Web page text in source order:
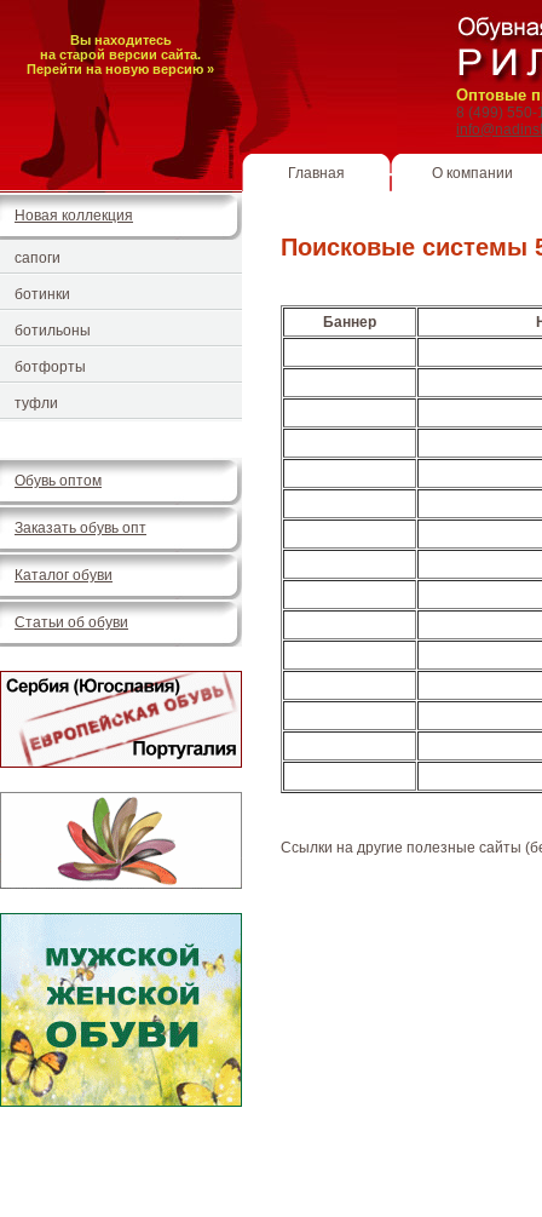
Вы находитесь
на старой версии сайта.
Перейти на новую версию »
Оптовые
8 (499) 550-
Главная О компании
Новая коллекция
сапоги
ботинки
ботильоны
ботфорты
туфли
Обувь оптом
Заказать обувь опт
Каталог обуви
Статьи об обуви
Поисковые системы
Баннер
Ссылки на другие полезные сайты